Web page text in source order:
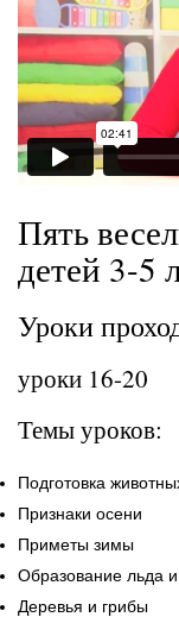
Пять
детей 3-5
Уроки
уроки 16-20
Темы уроков:
Подготовка
Признаки осени
Приметы зимы
Образование льда и
Деревья и грибы